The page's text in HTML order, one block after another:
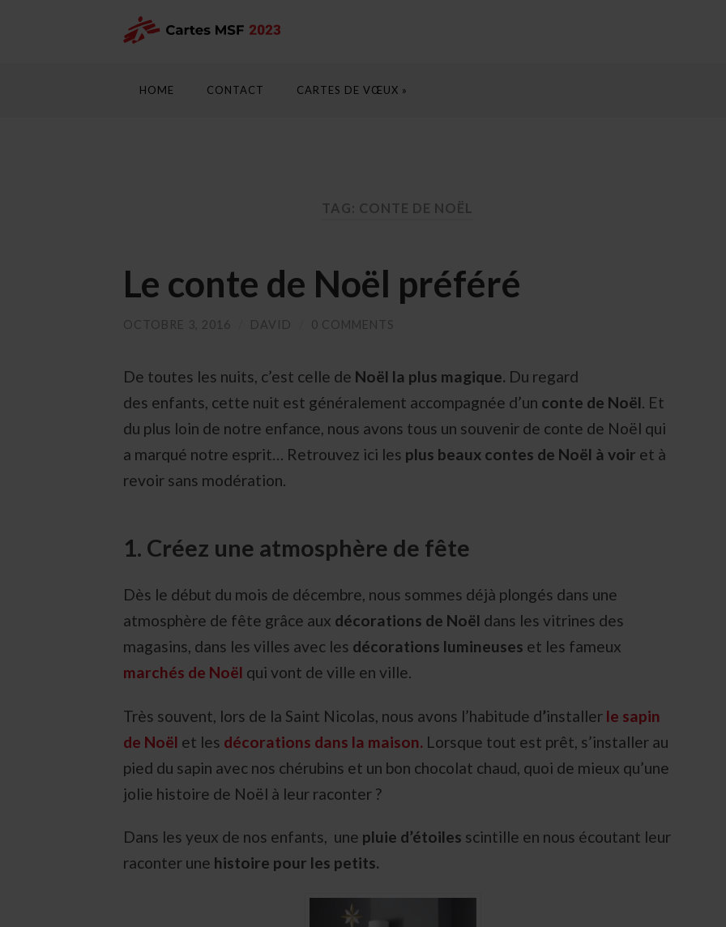
HOME CONTACT CARTES DE VŒUX »
TAG: CONTE DE NOËL
Le conte de Noël préféré
OCTOBRE 3, 2016 DAVID 0 COMMENTS
De toutes les nuits, c’est celle de Noël la plus magique. Du regard
des enfants, cette nuit est généralement accompagnée d’un conte de Noël. Et
du plus loin de notre enfance, nous avons tous un souvenir de conte de Noël qui
a marqué notre esprit… Retrouvez ici les plus beaux contes de Noël à voir et à
revoir sans modération.
1. Créez une atmosphère de fête
Dès le début du mois de décembre, nous sommes déjà plongés dans une
atmosphère de fête grâce aux décorations de Noël dans les vitrines des
magasins, dans les villes avec les décorations lumineuses et les fameux
marchés de Noël qui vont de ville en ville.
Très souvent, lors de la Saint Nicolas, nous avons l’habitude d’installer le sapin
de Noël et les décorations dans la maison. Lorsque tout est prêt, s’installer au
pied du sapin avec nos chérubins et un bon chocolat chaud, quoi de mieux qu’une
jolie histoire de Noël à leur raconter ?
Dans les yeux de nos enfants, une pluie d’étoiles scintille en nous écoutant leur
raconter une histoire pour les petits.